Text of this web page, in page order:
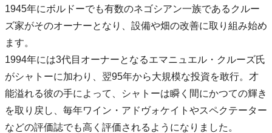
1945年にボルドーでも有数のネゴシアン一族であるクルー
ズ家がそのオーナーとなり、設備や畑の改善に取り組み始め
ます。
1994年には3代目オーナーとなるエマニュエル・クルーズ氏
がシャトーに加わり、翌95年から大規模な投資を敢行。才
能溢れる彼の手によって、シャトーは瞬く間にかつての輝き
を取り戻し、毎年ワイン・アドヴォケイトやスペクテーター
などの評価誌でも高く評価されるようになりました。